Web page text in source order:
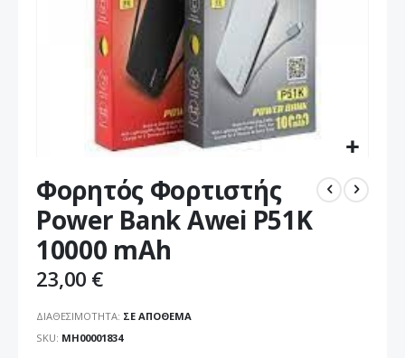
στην
αρχή
της
συλλογής
εικόνων
Φορητός Φορτιστής
Power Bank Awei P51K
10000 mAh
23,00 €
ΔΙΑΘΕΣΙΜΌΤΗΤΑ: ΣΕ ΑΠΌΘΕΜΑ
SKU ΜΗ00001834